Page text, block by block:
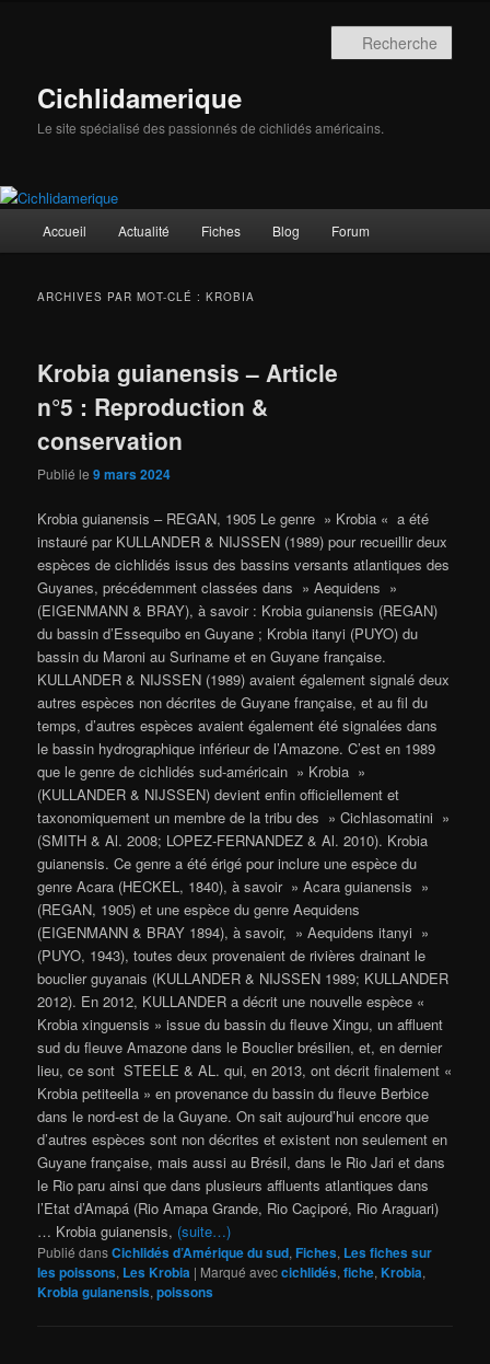
Cichlidamerique
Le site spécialisé des passionnés de cichlidés américains.
principal
Accueil Actualité Fiches Blog Forum
ARCHIVES PAR MOT-CLÉ :KROBIA
Krobia guianensis – Article
n°5 : Reproduction &
conservation
Publié le9 mars 2024
Krobia guianensis – REGAN, 1905 Le genre » Krobia « a été
instauré par KULLANDER & NIJSSEN (1989) pour recueillir deux
espèces de cichlidés issus des bassins versants atlantiques des
Guyanes, précédemment classées dans » Aequidens »
(EIGENMANN & BRAY), à savoir : Krobia guianensis (REGAN)
du bassin d’Essequibo en Guyane ; Krobia itanyi (PUYO) du
bassin du Maroni au Suriname et en Guyane française.
KULLANDER & NIJSSEN (1989) avaient également signalé deux
autres espèces non décrites de Guyane française, et au fil du
temps, d’autres espèces avaient également été signalées dans
le bassin hydrographique inférieur de l’Amazone. C’est en 1989
que le genre de cichlidés sud-américain » Krobia »
(KULLANDER & NIJSSEN) devient enfin officiellement et
taxonomiquement un membre de la tribu des » Cichlasomatini »
(SMITH & Al. 2008; LOPEZ-FERNANDEZ & Al. 2010). Krobia
guianensis. Ce genre a été érigé pour inclure une espèce du
genre Acara (HECKEL, 1840), à savoir » Acara guianensis »
(REGAN, 1905) et une espèce du genre Aequidens
(EIGENMANN & BRAY 1894), à savoir, » Aequidens itanyi »
(PUYO, 1943), toutes deux provenaient de rivières drainant le
bouclier guyanais (KULLANDER & NIJSSEN 1989; KULLANDER
2012). En 2012, KULLANDER a décrit une nouvelle espèce «
Krobia xinguensis » issue du bassin du fleuve Xingu, un affluent
sud du fleuve Amazone dans le Bouclier brésilien, et, en dernier
lieu, ce sont STEELE & AL. qui, en 2013, ont décrit finalement «
Krobia petiteella » en provenance du bassin du fleuve Berbice
dans le nord-est de la Guyane. On sait aujourd’hui encore que
d’autres espèces sont non décrites et existent non seulement en
Guyane française, mais aussi au Brésil, dans le Rio Jari et dans
le Rio paru ainsi que dans plusieurs affluents atlantiques dans
l’Etat d’Amapá (Rio Amapa Grande, Rio Caçiporé, Rio Araguari)
… Krobia guianensis, (suite…)
Publié dansCichlidés d’Amérique du sud,Fiches, Les fiches sur
les poissons, Les Krobia | Marqué aveccichlidés,fiche,Krobia,
Krobia guianensis,poissons